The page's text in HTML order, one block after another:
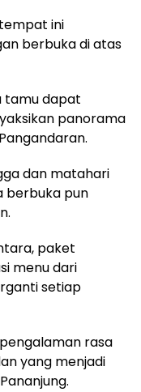
ini
berbuka di atas
tamu dapat
panorama
dan matahari
berbuka pun
paket
menu dari
setiap
rasa
yang menjadi